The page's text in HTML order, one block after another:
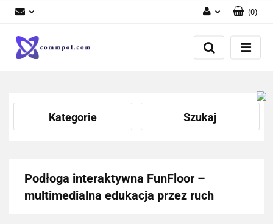
Zaloguj się
Zarejestruj się
(0)
Kategorie Szukaj
Podłoga interaktywna FunFloor –
multimedialna edukacja przez ruch